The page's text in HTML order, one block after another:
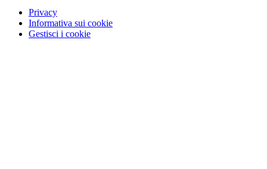
Privacy
Informativa sui cookie
Gestisci i cookie